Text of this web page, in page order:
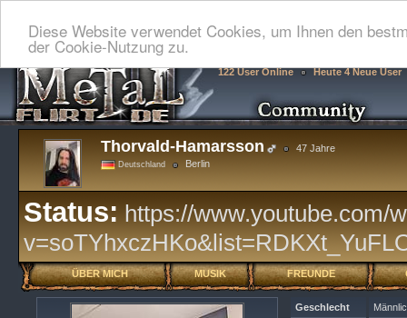
Diese Website verwendet Cookies, um Ihnen den
der Cookie-Nutzung zu.
122 User Online Heute 4 Neue User
Thorvald-Hamarsson 47 Jahre
Deutschland Berlin
Status:https://www.youtube.com/
ÜBER MICH MUSIK FREUNDE
Geschlecht